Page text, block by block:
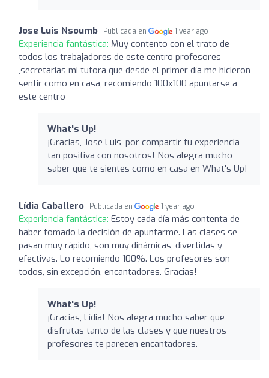
Jose Luis Nsoumb Publicada en 1 year ago
Experiencia fantástica: Muy contento con el trato de
todos los trabajadores de este centro profesores
,secretarias mi tutora que desde el primer día me hicieron
sentir como en casa, recomiendo 100x100 apuntarse a
este centro
What's Up!
¡Gracias, Jose Luis, por compartir tu experiencia
tan positiva con nosotros! Nos alegra mucho
saber que te sientes como en casa en What's Up!
Lídia Caballero Publicada en 1 year ago
Experiencia fantástica: Estoy cada día más contenta de
haber tomado la decisión de apuntarme. Las clases se
pasan muy rápido, son muy dinámicas, divertidas y
efectivas. Lo recomiendo 100%. Los profesores son
todos, sin excepción, encantadores. Gracias!
What's Up!
¡Gracias, Lídia! Nos alegra mucho saber que
disfrutas tanto de las clases y que nuestros
profesores te parecen encantadores.